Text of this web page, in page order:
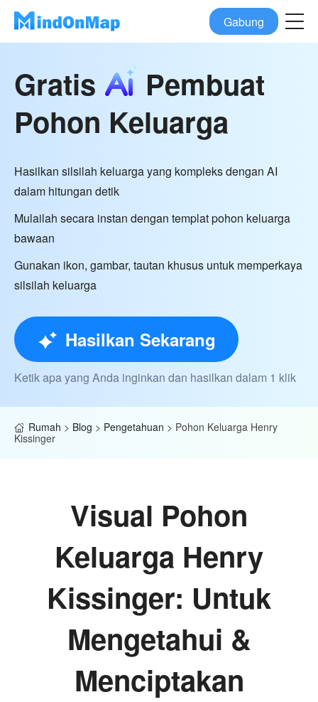
Gabung
Gratis
Pembuat
Pohon Keluarga
Hasilkan silsilah keluarga yang kompleks dengan AI
dalam hitungan detik
Mulailah secara instan dengan templat pohon keluarga
bawaan
Gunakan ikon, gambar, tautan khusus untuk memperkaya
silsilah keluarga
Hasilkan Sekarang
Ketik apa yang Anda inginkan dan hasilkan dalam 1 klik
Rumah > Blog > Pengetahuan > Pohon Keluarga Henry
Kissinger
Visual Pohon
Keluarga Henry
Kissinger: Untuk
Mengetahui &
Menciptakan